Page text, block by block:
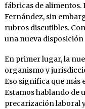
fábricas de alimentos.
Fernández, sin
rubros discutibles.
una nueva disposición
En primer lugar, la
organismo y
Eso significa que más
Estamos hablando de
precarización laboral